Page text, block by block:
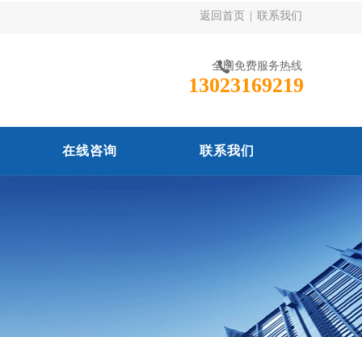
返回首页 联系我们
全国免费服务热线
13023169219
在线咨询 联系我们